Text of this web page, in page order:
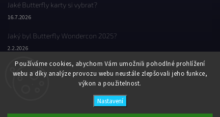
Používáme cookies, abychom Vám umožnili pohodlné prohlížení
webu a díky analýze provozu webu neustále zlepšovali jeho funkce,
výkon a použitelnost.
Nastavení
Jaké Butterfly karty si vybrat?
16.7.2026
Jaký byl Butterfly Wondercon 2025?
2.2.2026
Vítěz vašeho hlasování / Karty Butterfly Try-All V2 Playing Cards
Copyright 2026Butterfly Wonderland. Všechna práva vyhrazena.